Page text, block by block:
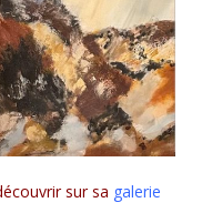
sur sa galerie